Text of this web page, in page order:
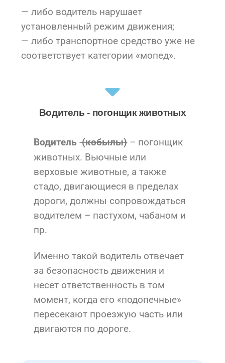
— либо водитель нарушает
установленный режим движения;
— либо транспортное средство уже не
соответствует категории «мопед».
Водитель - погонщик животных
Водитель(кобылы) – погонщик
животных. Вьючные или
верховые животные, а также
стадо, двигающиеся в пределах
дороги, должны сопровождаться
водителем – пастухом, чабаном и
пр.
Именно такой водитель отвечает
за безопасность движения и
несет ответственность в том
момент, когда его «подопечные»
пересекают проезжую часть или
двигаются по дороге.